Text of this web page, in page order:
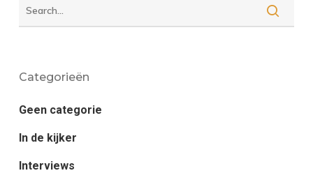
Categorieën
Geen categorie
In de kijker
Interviews